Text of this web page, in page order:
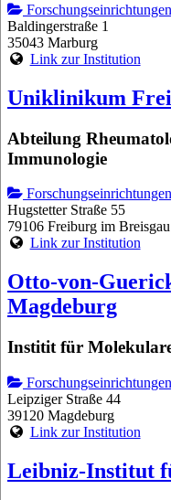
Forschungseinrichtungen
Baldingerstraße 1
35043 Marburg
Link zur Institution
Uniklinikum
Abteilung
Immunologie
Forschungseinrichtungen
Hugstetter Straße 55
79106 Freiburg im Breisgau
Link zur Institution
Otto-von-
Magdeburg
Institit für
Forschungseinrichtungen
Leipziger Straße 44
39120 Magdeburg
Link zur Institution
Leibniz-Institut